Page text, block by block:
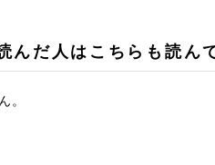
んだ人はこちらも読ん
。